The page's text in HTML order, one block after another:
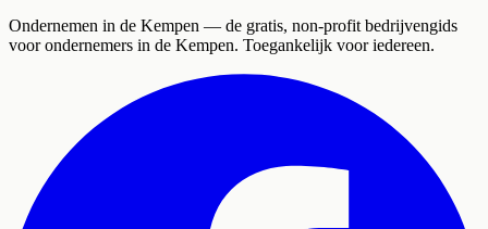
Ondernemen in de Kempen — de gratis, non-profit bedrijvengids
voor ondernemers in de Kempen. Toegankelijk voor iedereen.